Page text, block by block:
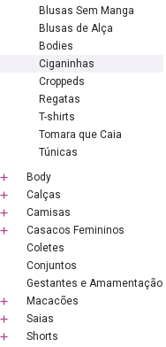
Blusas Sem Manga
Blusas de Alça
Bodies
Ciganinhas
Croppeds
Regatas
T-shirts
Tomara que Caia
Túnicas
Body
Calças
Camisas
Casacos Femininos
Coletes
Conjuntos
Gestantes e Amamentação
Macacões
Saias
Shorts